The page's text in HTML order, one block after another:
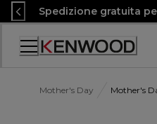
Skip
to
Content
Spedizione gratuita
Accessibility
Mother's Day Mother's